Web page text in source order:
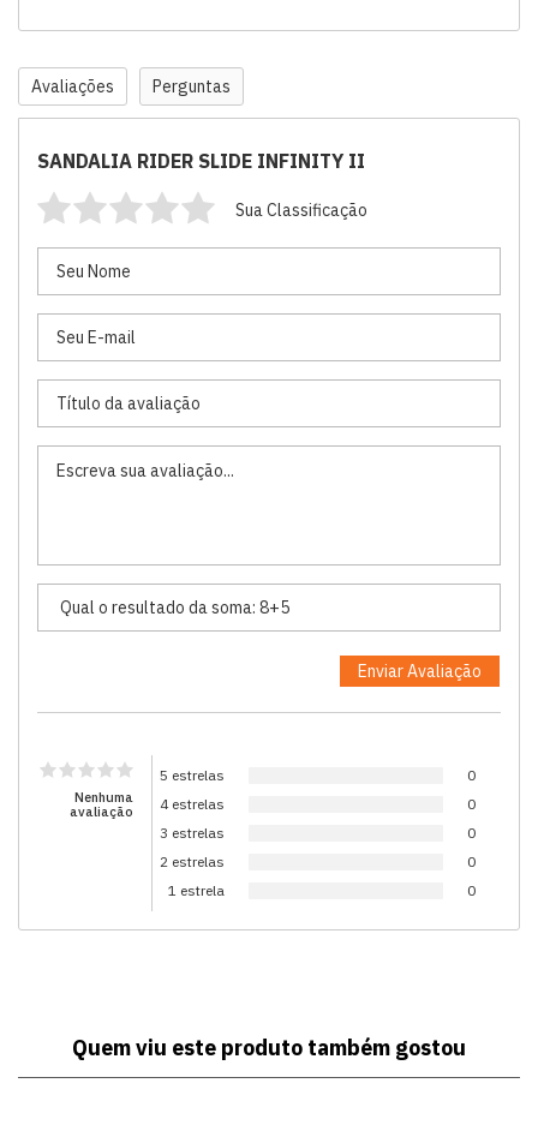
Avaliações Perguntas
SANDALIA RIDER SLIDE INFINITY II
Sua Classificação
Nenhuma
avaliação
5 estrelas
0
4 estrelas
0
3 estrelas
0
2 estrelas
0
1 estrela
0
Quem viu este produto também gostou